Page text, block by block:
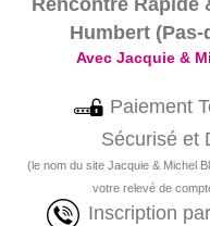
Rencontre Rapide
Humbert (Pas-
Avec Jacquie &
Paiement
Sécurisé et
(le nom du site Jacquie & Michel
votre relevé de
Inscription